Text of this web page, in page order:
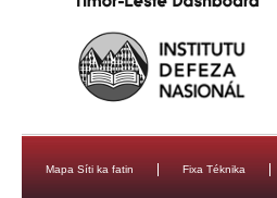
Mapa Síti ka fatin Fixa Téknika